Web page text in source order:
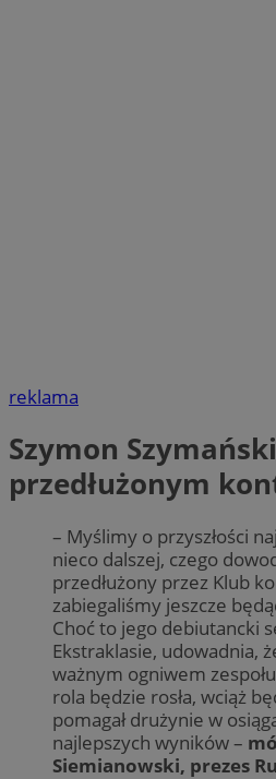
reklama
Szymon
przedłużonym
– Myślimy o przyszłości
nieco dalszej, czego
przedłużony przez Klub
zabiegaliśmy jeszcze
Choć to jego debiutancki
Ekstraklasie, udowadnia,
ważnym ogniwem
rola będzie rosła, wciąż
pomagał drużynie w
najlepszych wyników –
Siemianowski, prezes